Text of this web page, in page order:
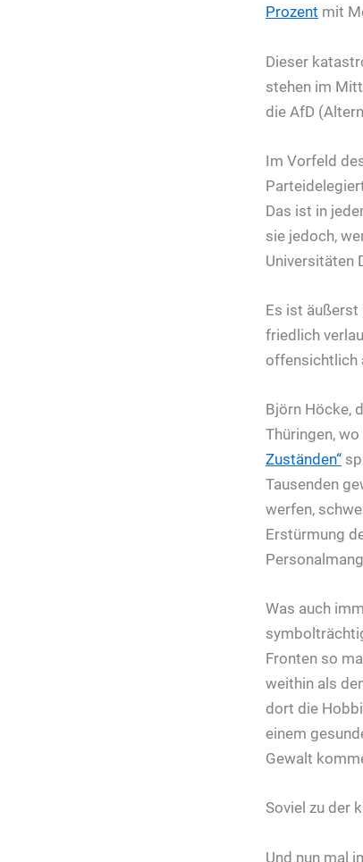
Prozent mit
Dieser
stehen im
die AfD
Im Vorfeld
Das ist in
sie jedoch,
Universitäten
Es ist äußerst
friedlich
offensichtlich
Björn Höcke,
Thüringen,
Zuständen“
Tausenden
werfen,
Erstürmung
Was auch
Fronten so
weithin als
dort die
einem
Gewalt
Soviel zu der
Und nun mal